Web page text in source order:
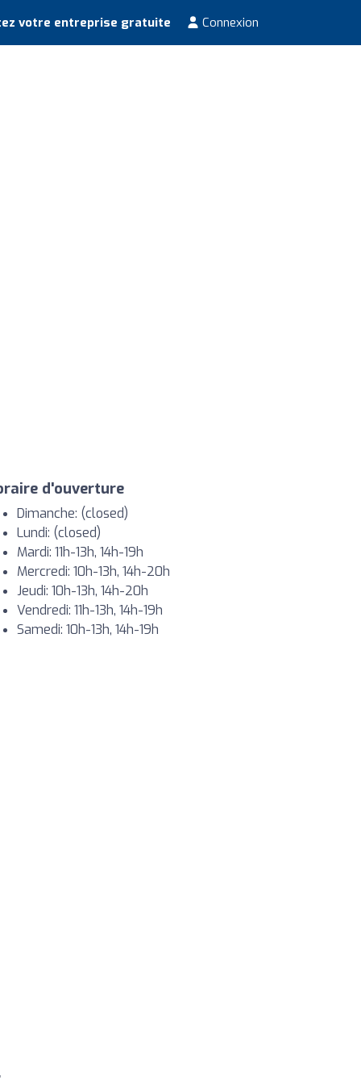
votre entreprise gratuite Connexion
d'ouverture
Dimanche: (closed)
Lundi: (closed)
Mardi: 11h-13h, 14h-19h
Mercredi: 10h-13h, 14h-20h
Jeudi: 10h-13h, 14h-20h
Vendredi: 11h-13h, 14h-19h
Samedi: 10h-13h, 14h-19h